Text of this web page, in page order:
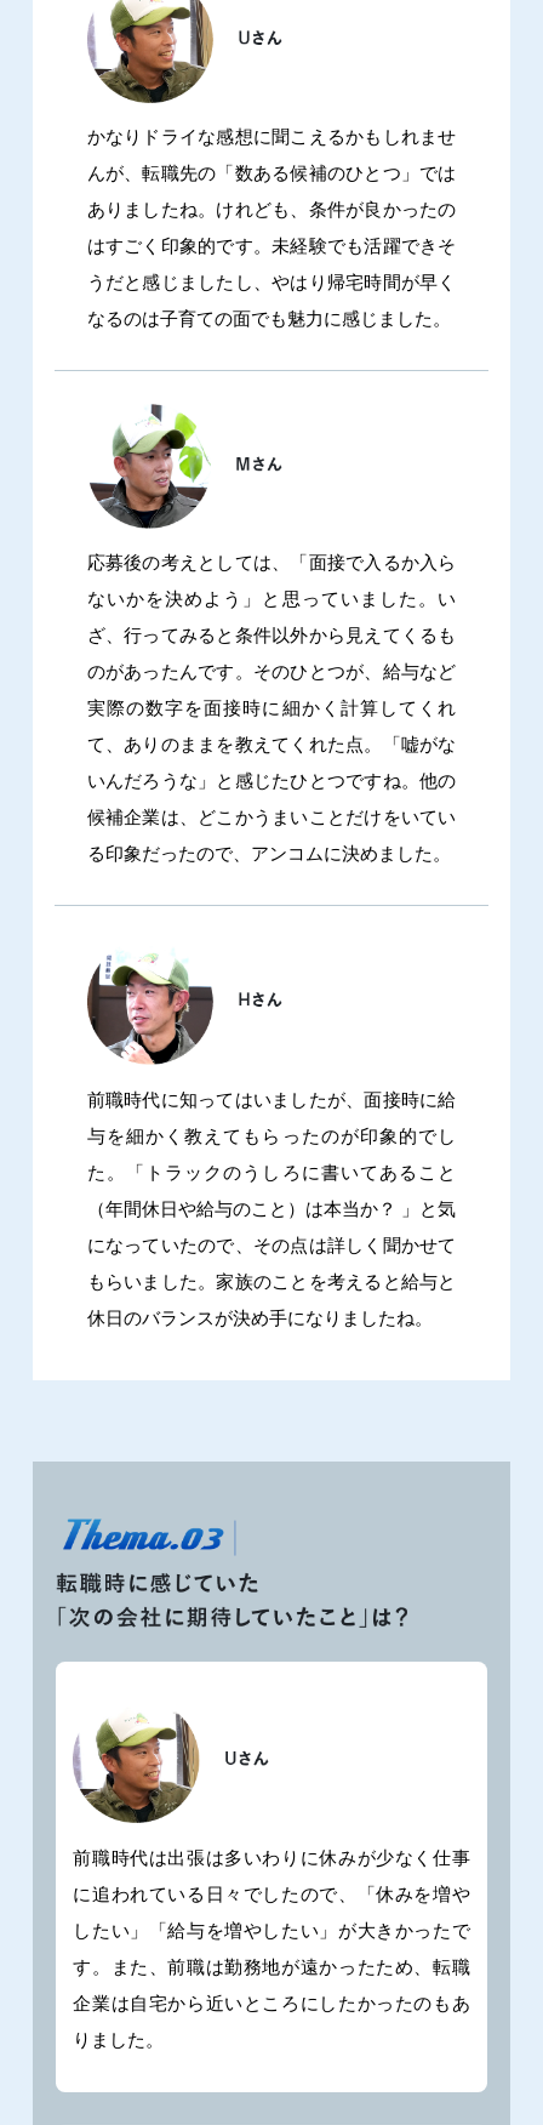
かなりドライな感想に聞こえるかもしれませ
んが、転職先の「数ある候補のひとつ」では
ありましたね。けれども、条件が良かったの
はすごく印象的です。未経験でも活躍できそ
うだと感じましたし、やはり帰宅時間が早く
なるのは子育ての面でも魅力に感じました。
応募後の考えとしては、「面接で入るか入ら
ないかを決めよう」と思っていました。い
ざ、行ってみると条件以外から見えてくるも
のがあったんです。そのひとつが、給与など
実際の数字を面接時に細かく計算してくれ
て、ありのままを教えてくれた点。「嘘がな
いんだろうな」と感じたひとつですね。他の
候補企業は、どこかうまいことだけをいてい
る印象だったので、アンコムに決めました。
前職時代に知ってはいましたが、面接時に給
与を細かく教えてもらったのが印象的でし
た。「トラックのうしろに書いてあること
（年間休日や給与のこと）は本当か？ 」と気
になっていたので、その点は詳しく聞かせて
もらいました。家族のことを考えると給与と
休日のバランスが決め手になりましたね。
前職時代は出張は多いわりに休みが少なく仕事
に追われている日々でしたので、「休みを増や
したい」「給与を増やしたい」が大きかったで
す。また、前職は勤務地が遠かったため、転職
企業は自宅から近いところにしたかったのもあ
りました。